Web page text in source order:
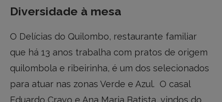
Diversidade à mesa
O Delícias do Quilombo, restaurante familiar
que há 13 anos trabalha com pratos de origem
quilombola e ribeirinha, é um dos selecionados
para atuar nas zonas Verde e Azul. O casal
Eduardo Cravo e Ana Maria Batista, vindos do